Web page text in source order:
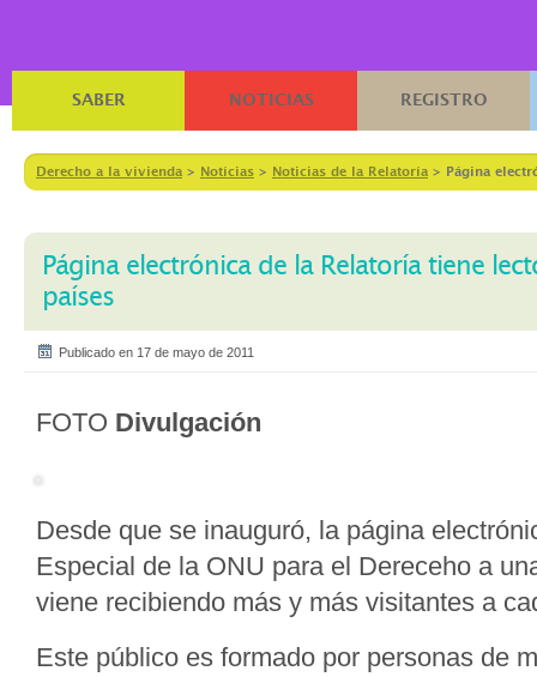
SABER NOTICIAS REGISTRO
Derecho a la vivienda > Notícias > Noticias de la Relatoría > Página
Página electrónica de la Relatoría tiene
países
Publicado en 17 de mayo de 2011
FOTO Divulgación
Desde que se inauguró, la página
Especial de la ONU para el Dereceho a
viene recibiendo más y más visitantes a
Este público es formado por personas de